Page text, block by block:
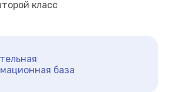
класс
база